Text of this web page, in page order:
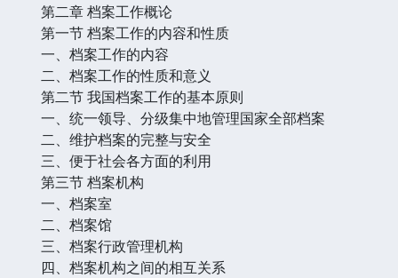
第二章 档案工作概论
第一节 档案工作的内容和性质
一、档案工作的内容
二、档案工作的性质和意义
第二节 我国档案工作的基本原则
一、统一领导、分级集中地管理国家全部档案
二、维护档案的完整与安全
三、便于社会各方面的利用
第三节 档案机构
一、档案室
二、档案馆
三、档案行政管理机构
四、档案机构之间的相互关系